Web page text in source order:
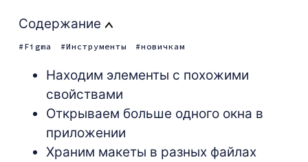
Содержание
Figma Инструменты новичкам
Находим элементы с похожими
свойствами
Открываем больше одного окна в
приложении
Храним макеты в разных файлах